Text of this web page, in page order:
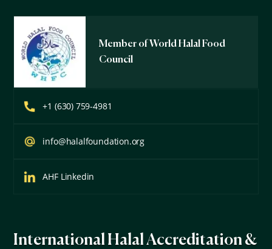
Member of World Halal Food
Council
+1 (630) 759-4981
info@halalfoundation.org
AHF Linkedin
International Halal Accreditation &